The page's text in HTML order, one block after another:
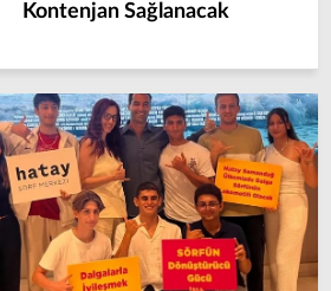
Kontenjan Sağlanacak